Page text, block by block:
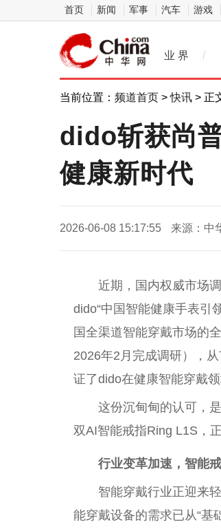
首页 新闻 军事 汽车 游戏
业 界 /
当前位置： 频道首页 >快讯 > 正
dido斩获尚
健康新时代
2026-06-08 15:17:55 来源：中
近期，国内权威市场
dido“中国 智能健康手表引
国全渠道智能穿戴市场的
2026年2月完成调研），
证了dido在健康智能穿戴
这份沉甸甸的认可，
双AI智能戒指Ring L1S，
行业变革加速，智能
智能穿戴行业正迎来
能穿戴设备的需求已从“基